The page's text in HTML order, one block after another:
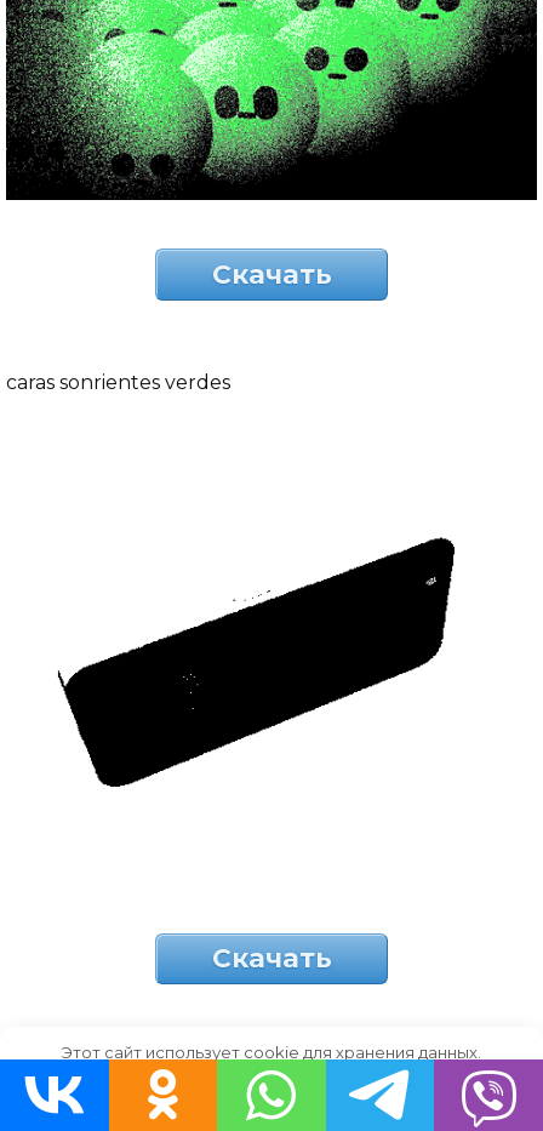
Скачать
caras sonrientes verdes
Скачать
teléfono móvil
Этот сайт использует cookie для хранения данных.
Продолжая использовать сайт, Вы даете свое согласие на
работу с этими файлами.
OK